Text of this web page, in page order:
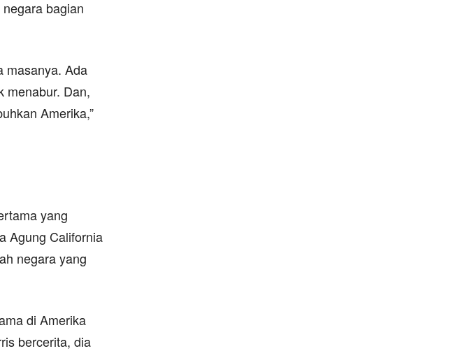
bagian
masanya. Ada
menabur. Dan,
Amerika,”
yang
Agung California
negara yang
di Amerika
bercerita, dia